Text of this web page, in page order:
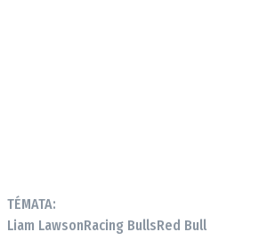
TÉMATA:
Liam LawsonRacing BullsRed Bull